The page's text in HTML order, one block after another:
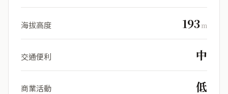
海拔高度 193m
交通便利 中
商業活動 低